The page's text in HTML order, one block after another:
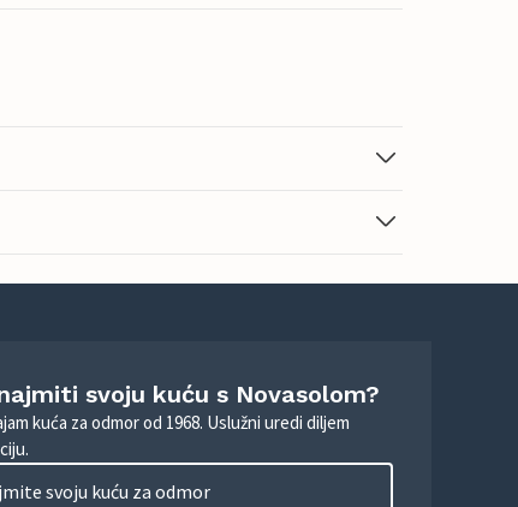
svoju kuću s Novasolom?
kuća za odmor od 1968. Uslužni uredi diljem
svoju kuću za odmor